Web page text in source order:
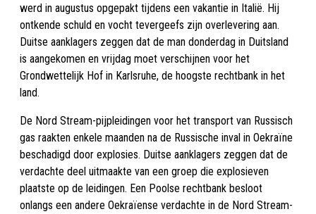
werd in augustus opgepakt tijdens een vakantie in Italië. Hij
ontkende schuld en vocht tevergeefs zijn overlevering aan.
Duitse aanklagers zeggen dat de man donderdag in Duitsland
is aangekomen en vrijdag moet verschijnen voor het
Grondwettelijk Hof in Karlsruhe, de hoogste rechtbank in het
land.
De Nord Stream-pijpleidingen voor het transport van Russisch
gas raakten enkele maanden na de Russische inval in Oekraïne
beschadigd door explosies. Duitse aanklagers zeggen dat de
verdachte deel uitmaakte van een groep die explosieven
plaatste op de leidingen. Een Poolse rechtbank besloot
onlangs een andere Oekraïense verdachte in de Nord Stream-